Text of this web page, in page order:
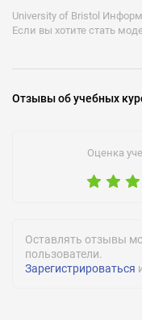
University of Bristol
Если вы хотите стать
Отзывыоб учебных
Оценка
Оставлять отзывы
пользователи.
Зарегистрироваться